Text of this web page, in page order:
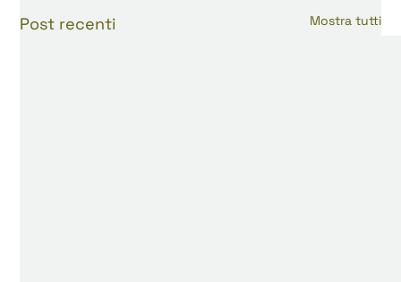
Post recenti Mostra tutti